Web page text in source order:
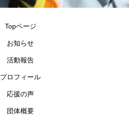
Topページ
お知らせ
活動報告
プロフィール
応援の声
団体概要